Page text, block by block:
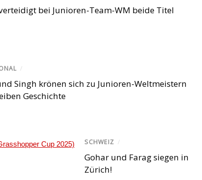
bei Junioren-Team-WM beide Titel
/
Singh krönen sich zu Junioren-Weltmeistern
Geschichte
SCHWEIZ /
Gohar und Farag siegen in
Zürich!